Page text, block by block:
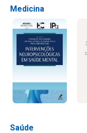
Medicina
Saúde